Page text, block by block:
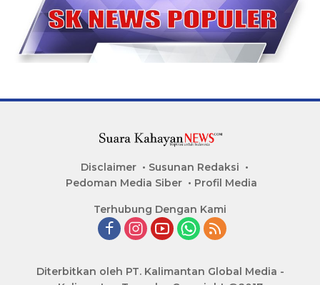
Disclaimer
Susunan Redaksi
Pedoman Media Siber
Profil Media
Terhubung Dengan Kami
Diterbitkan oleh PT. Kalimantan Global Media -